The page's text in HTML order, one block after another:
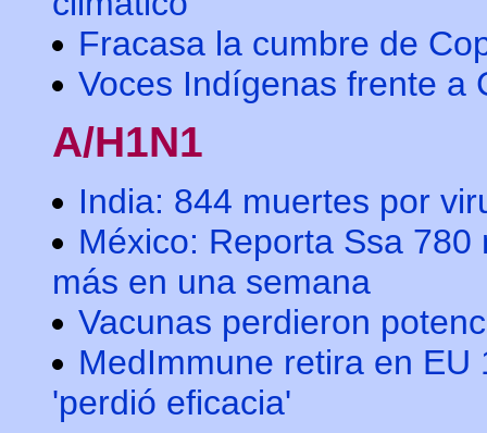
Fracasa la cumbre de
Voces Indígenas frente a
A/H1N1
India: 844 muertes por
México: Reporta Ssa
más en una semana
Vacunas perdieron
MedImmune retira en EU
'perdió eficacia'